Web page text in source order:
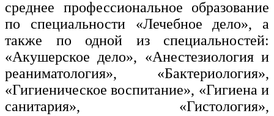
среднее профессиональное образование
по специальности «Лечебное дело», а
также по одной из специальностей:
«Акушерское дело», «Анестезиология и
реаниматология», «Бактериология»,
«Гигиеническое воспитание», «Гигиена и
санитария», «Гистология»,